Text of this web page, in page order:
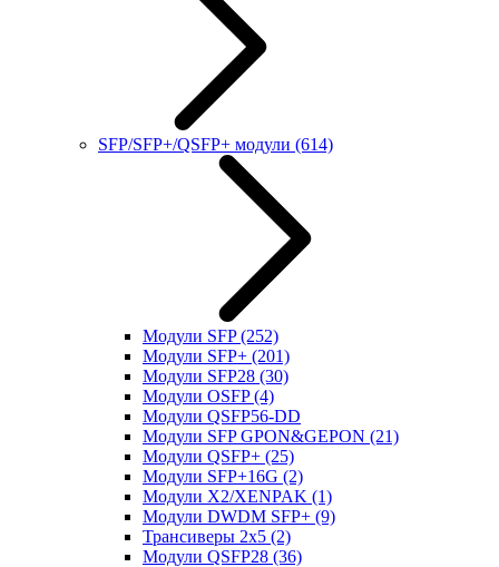
SFP/SFP+/QSFP+ модули (614)
Модули SFP(252)
Модули SFP+ (201)
Модули SFP28 (30)
Модули OSFP(4)
Модули QSFP56-DD
Модули SFP GPON&GEPON (21)
Модули QSFP+ (25)
Модули SFP+16G (2)
Модули X2/XENPAK (1)
Модули DWDM SFP+ (9)
Трансиверы 2x5 (2)
Модули QSFP28 (36)